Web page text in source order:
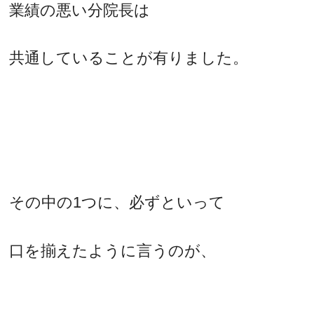
業績の悪い分院長は
共通していることが有りました。
その中の1つに、必ずといって
口を揃えたように言うのが、